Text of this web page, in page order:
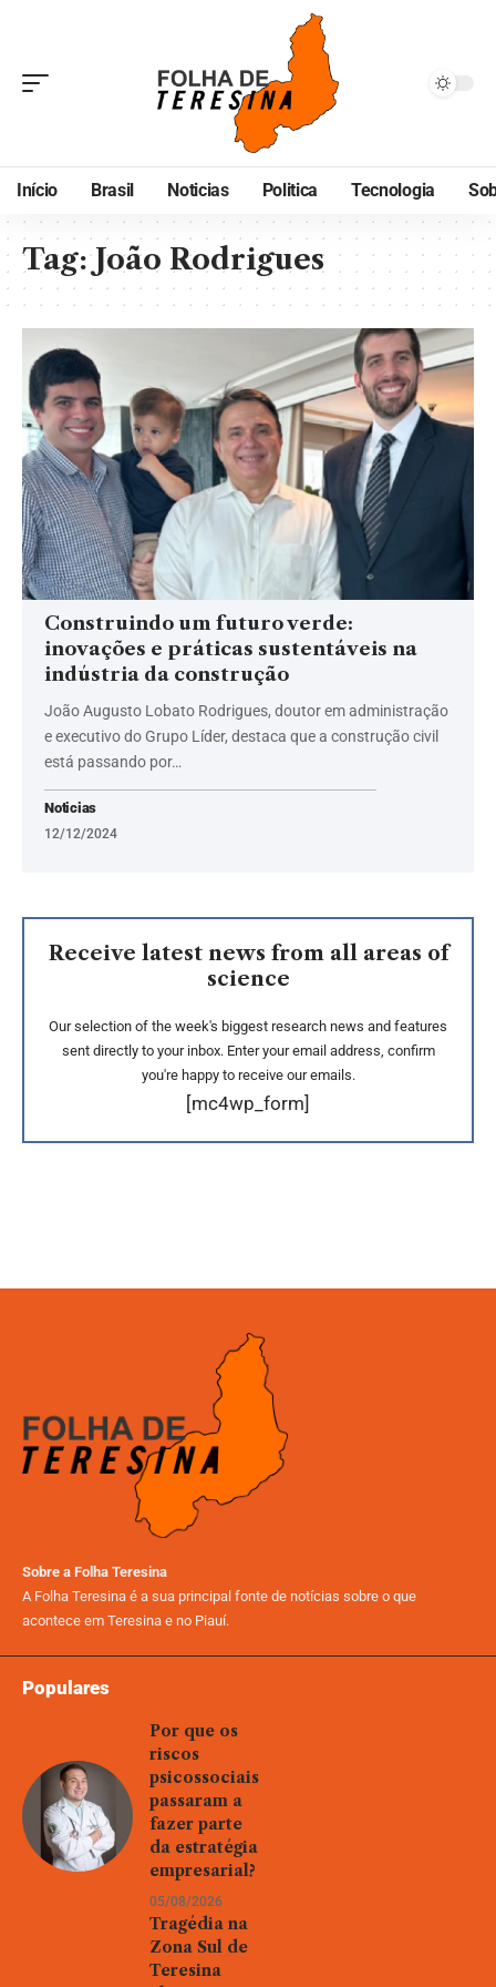
Início Brasil Noticias Politica Tecnologia
Tag:João Rodrigues
Construindo um futuro verde:
inovações e práticas sustentáveis na
indústria da construção
João Augusto Lobato Rodrigues, doutor em administração
e executivo do Grupo Líder, destaca que a construção civil
está passando por…
Noticias
12/12/2024
Receive latest news from all areas of
science
Our selection of the week's biggest research news and features
sent directly to your inbox. Enter your email address, confirm
you're happy to receive our emails.
[mc4wp_form]
Sobre a Folha Teresina
A Folha Teresina é a sua principal fonte de notícias sobre o que
acontece em Teresina e no Piauí.
Populares
Por que os
riscos
psicossociais
passaram a
fazer parte
da estratégia
empresarial?
05/08/2026
Tragédia na
Zona Sul de
Teresina